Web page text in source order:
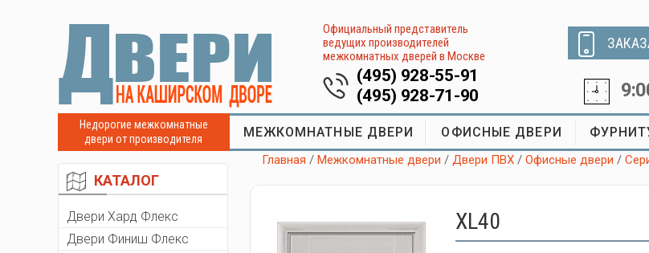
Официальный представитель
ведущих производителей
межкомнатных дверей в Москве
(495) 928-55-91
(495) 928-71-90
Недорогие межкомнатные
двери от производителя
МЕЖКОМНАТНЫЕ ДВЕРИ ОФИСНЫЕ ДВЕРИ
КАТАЛОГ
Двери Хард Флекс
Двери Финиш Флекс
Главная /Межкомнатные двери /Двери ПВХ /Офисные двери /
XL40